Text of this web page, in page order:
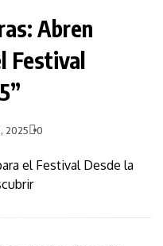
Abren
Festival
2025 0
el Festival Desde la